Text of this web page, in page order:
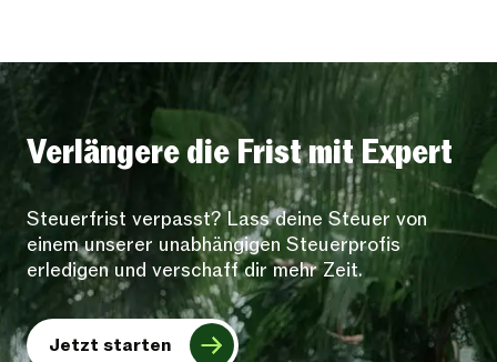
Verlängere die Frist mit Expert
Steuerfrist verpasst? Lass deine Steuer von
einem unserer unabhängigen Steuerprofis
erledigen und verschaff dir mehr Zeit.
Jetzt starten